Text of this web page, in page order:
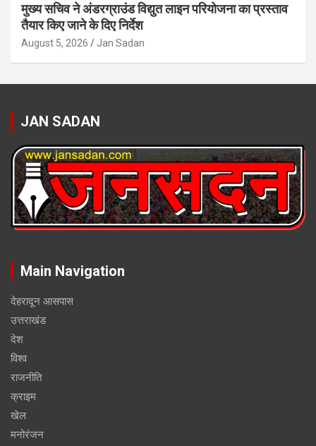
मुख्य सचिव ने अंडरग्राउंड विद्युत लाइन परियोजना का प्रस्ताव
तैयार किए जाने के दिए निर्देश
August 5, 2026 Jan Sadan
JAN SADAN
Main Navigation
देहरादून आसपास
उत्तराखंड
देश
विश्व
राजनीति
क्राइम
खेल
मनोरंजन